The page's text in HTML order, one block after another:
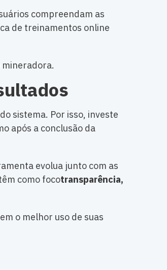
compreendam as
de treinamentos online
mineradora.
sistema. Por isso, investe
após a conclusão da
evolua junto com as
como focotransparência,
o melhor uso de suas